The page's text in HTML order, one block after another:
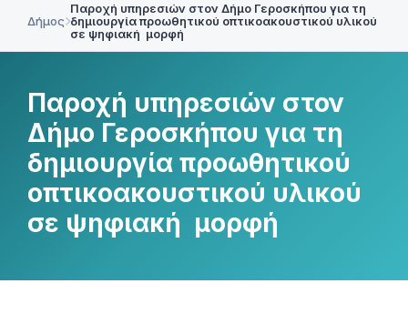
Δήμος
Παροχή υπηρεσιών στον Δήμο Γεροσκήπου για τη
δημιουργία προωθητικού οπτικοακουστικού υλικού
σε ψηφιακή μορφή
Παροχή υπηρεσιών στον
Δήμο Γεροσκήπου για τη
δημιουργία προωθητικού
οπτικοακουστικού υλικού
σε ψηφιακή μορφή